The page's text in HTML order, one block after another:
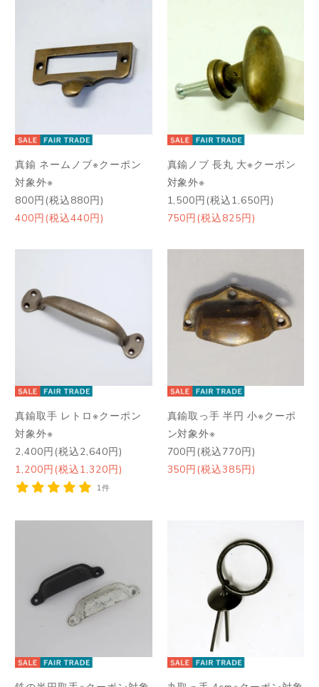
真鍮 ネームノブ※クーポン
対象外※
800円(税込880円)
400円(税込440円)
真鍮ノブ 長丸 大※クーポン
対象外※
1,500円(税込1,650円)
750円(税込825円)
真鍮取手 レトロ※クーポン
対象外※
2,400円(税込2,640円)
1,200円(税込1,320円)
1件
真鍮取っ手 半円 小※クーポ
ン対象外※
700円(税込770円)
350円(税込385円)